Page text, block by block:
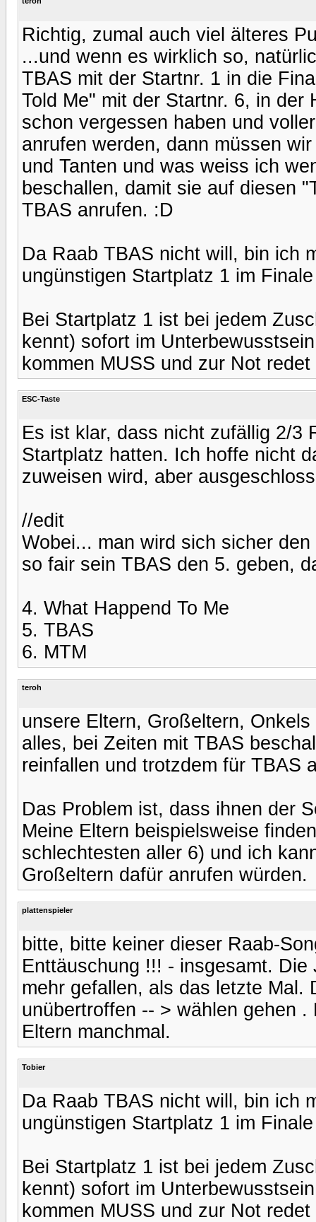
Richtig, zumal auch viel älteres
...und wenn es wirklich so,
TBAS mit der Startnr. 1 in die
Told Me" mit der Startnr. 6, in der
schon vergessen haben und
anrufen werden, dann müssen
und Tanten und was weiss ich
beschallen, damit sie auf diesen
TBAS anrufen. :D
Da Raab TBAS nicht will, bin ich
ungünstigen Startplatz 1 im
Bei Startplatz 1 ist bei jedem
kennt) sofort im
kommen MUSS und zur Not
ESC-Taste
Es ist klar, dass nicht zufällig 2/3
Startplatz hatten. Ich hoffe nicht
zuweisen wird, aber
//edit
Wobei... man wird sich sicher
so fair sein TBAS den 5. geben,
4. What Happend To Me
5. TBAS
6. MTM
teroh
unsere Eltern, Großeltern,
alles, bei Zeiten mit TBAS
reinfallen und trotzdem für TBAS
Das Problem ist, dass ihnen der
Meine Eltern beispielsweise
schlechtesten aller 6) und ich
Großeltern dafür anrufen würden.
plattenspieler
bitte, bitte keiner dieser Raab-
Enttäuschung !!! - insgesamt.
mehr gefallen, als das letzte Mal.
unübertroffen -- > wählen gehen
Eltern manchmal.
Tobier
Da Raab TBAS nicht will, bin ich
ungünstigen Startplatz 1 im
Bei Startplatz 1 ist bei jedem
kennt) sofort im
kommen MUSS und zur Not